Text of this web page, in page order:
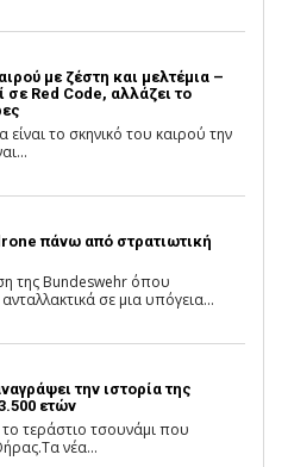
με ζέστη και μελτέμια –
σε Red Code, αλλάζει το
είναι το σκηνικό του καιρού την
πάνω από στρατιωτική
της Bundeswehr όπου
σε μια υπόγεια...
την ιστορία της
ετών
τεράστιο τσουνάμι που
νέα...